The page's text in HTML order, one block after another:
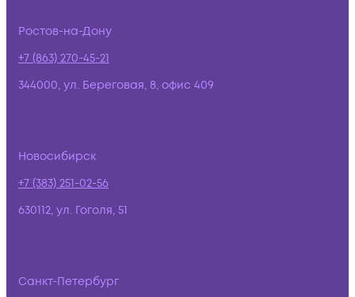
Ростов-на-Дону
+7 (863) 270-45-21
344000, ул. Береговая, 8, офис 409
Новосибирск
+7 (383) 251-02-56
630112, ул. Гоголя, 51
Санкт-Петербург